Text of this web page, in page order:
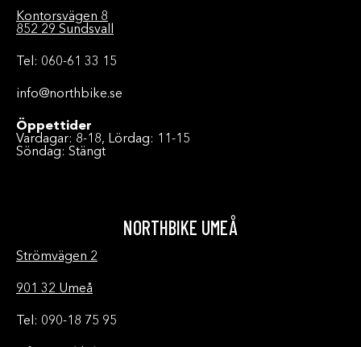
Kontorsvägen 8
852 29 Sundsvall
Tel: 060-61 33 15
info@northbike.se
Öppettider
Vardagar: 8-18, Lördag: 11-15
Söndag: Stängt
NORTHBIKE UMEÅ
Strömvägen 2
901 32 Umeå
Tel: 090-18 75 95